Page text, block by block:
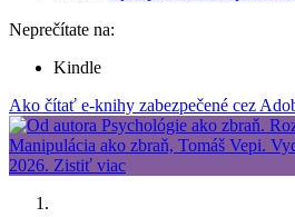
Neprečítate na:
Kindle
Ako čítať e-knihy zabezpečené cez